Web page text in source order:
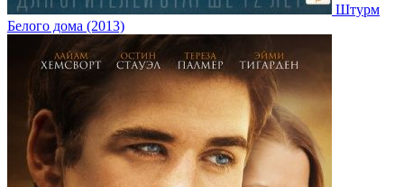
Штурм
Белого дома (2013)